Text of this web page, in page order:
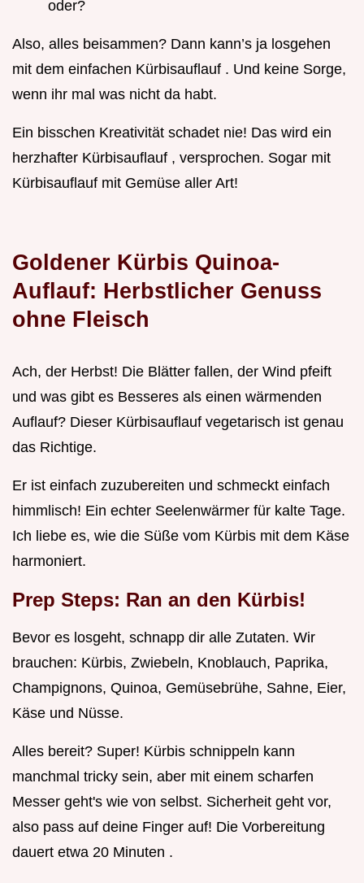
oder?
Also, alles beisammen? Dann kann’s ja losgehen
mit dem einfachen Kürbisauflauf . Und keine Sorge,
wenn ihr mal was nicht da habt.
Ein bisschen Kreativität schadet nie! Das wird ein
herzhafter Kürbisauflauf , versprochen. Sogar mit
Kürbisauflauf mit Gemüse aller Art!
Goldener Kürbis Quinoa-
Auflauf: Herbstlicher Genuss
ohne Fleisch
Ach, der Herbst! Die Blätter fallen, der Wind pfeift
und was gibt es Besseres als einen wärmenden
Auflauf? Dieser Kürbisauflauf vegetarisch ist genau
das Richtige.
Er ist einfach zuzubereiten und schmeckt einfach
himmlisch! Ein echter Seelenwärmer für kalte Tage.
Ich liebe es, wie die Süße vom Kürbis mit dem Käse
harmoniert.
Prep Steps: Ran an den Kürbis!
Bevor es losgeht, schnapp dir alle Zutaten. Wir
brauchen: Kürbis, Zwiebeln, Knoblauch, Paprika,
Champignons, Quinoa, Gemüsebrühe, Sahne, Eier,
Käse und Nüsse.
Alles bereit? Super! Kürbis schnippeln kann
manchmal tricky sein, aber mit einem scharfen
Messer geht's wie von selbst. Sicherheit geht vor,
also pass auf deine Finger auf! Die Vorbereitung
dauert etwa 20 Minuten .